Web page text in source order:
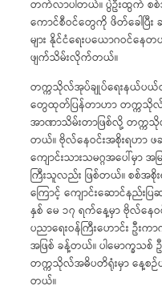
တက်လာပါတယ်။ ပွဲဦးထွက် စ
ကောင်စီဝင်တွေကို ဖိတ်ခေါပြီး
များ နိုင်ငံရေးပယောဂဝင်
ဖျက်သိမ်းလိုက်တယ်။
တက္ကသိုလ်အုပ်ချုပ်ရေးနယ်ပယ်
တွေထုတ်ပြန်တာဟာ တက္ကသိုလ်
အာဏာသိမ်းတာဖြစ်လို့ တက္က
တယ်။ ဗိုလ်နေဝင်းအစိုးရဟ
ကျောင်းသားသမဂ္ဂအပေါ်မှာ
ကြီးသူလည်း ဖြစ်တယ်။ စစ်အစို
ကြောင့် ကျောင်းဆောင်နည်း
နှစ် မေ ၁၇ ရက်နေ့မှာ ဗိုလ်နေ
ပညာရေးဝန်ကြီးဟောင်း ဦး
အဖြစ် ခန့်တယ်။ ပါမောက္ခ
တက္ကသိုလ်အဓိပတိရုံးမှာ နေ့စဉ်ပ
တယ်။